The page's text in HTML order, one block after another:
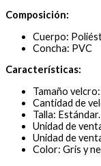
Composición:
Cuerpo:
Concha: PVC
Características:
Tamaño velcro:
Cantidad de
Talla: Estándar.
Unidad de
Unidad de
Color: Gris y